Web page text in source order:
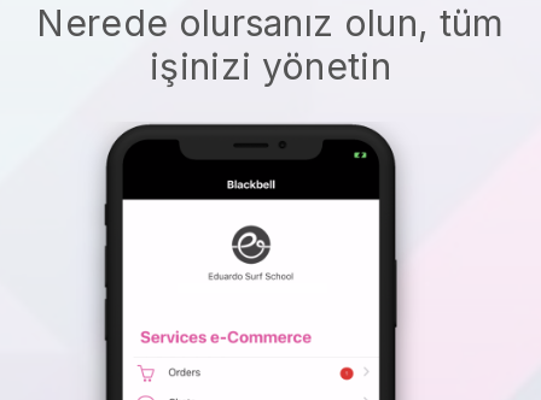
Nerede olursanız olun, tüm
işinizi yönetin